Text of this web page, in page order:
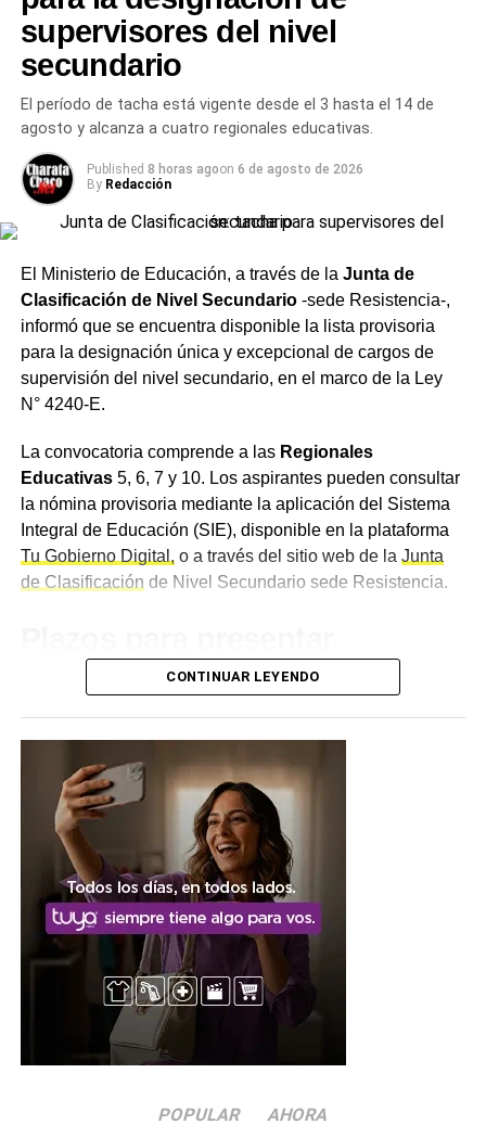
presidente saliente de Secheep, José Bistoletti, junto al
intendente de Charata,Rubén Rach. También
participaron el vocal del Directorio de la empresa,
zonal, Alejandra Guerrero, quienes verificaron el
desarrollo de una obra considerada estratégica para el
futuro energético de la ciudad.
Más noticias de Charataen CharataChaco.Net.
Con curaduría deDaniel Fischer, la propuesta invitó a
recorrer el patrimonio artístico de NBCH a través de un
riqueza cultural de la provincia. La exposición fue
concebida como un espacio de encuentro entre el arte, la
historia y la comunidad, reafirmando el compromiso de la
entidad con la preservación y difusión del patrimonio
cultural chaqueño.
Fischer sostuvo que, en esta «enciclopedia mágica» que
retoma el banco, cada pieza ocupa un lugar único en la
historia del Norte Grande, y que en esa acción radica su
verdadero valor.
Última oportunidad para
visitar la muestra
DesdeNBCHinvitaron tanto a quienes aún no visitaron la
exposición como a quienes deseen volver a disfrutarla, a
participar de la jornada de cierre y compartir un encuentro
junto a los protagonistas de las obras que forman parte de
esta colección.
supervisores del nivel
secundario
El período de tacha está vigente desde el 3 hasta el 14 de
agosto y alcanza a cuatro regionales educativas.
Published 8 horas agoon 6 de agosto de 2026
By Redacción
El Ministerio de Educación, a través de la Junta de
Clasificación de Nivel Secundario-sede Resistencia-,
informó que se encuentra disponible la lista provisoria
para la designación única y excepcional de cargos de
supervisión del nivel secundario, en el marco de la Ley
N° 4240-E.
La convocatoria comprende a las Regionales
Educativas5, 6, 7 y 10. Los aspirantes pueden consultar
la nómina provisoria mediante la aplicación del Sistema
Integral de Educación (SIE), disponible en la plataforma
Tu Gobierno Digital, o a través del sitio web de la Junta
de Clasificación de Nivel Secundario sede Resistencia.
presentar los reclamos correspondientes a la lista
provisoria. Las presentaciones deberán realizarse
exclusivamente durante ese período, mediante el correo
electrónico tachasecundariaresistencia@gmail.com.
Desde la Junta de Clasificación de Nivel Secundario se
solicitó a los aspirantes verificar la información publicada
y respetar los plazos establecidos para la realización de
consultas o reclamos, dado que las presentaciones fuera
de término no serán consideradas.
CONTINUAR LEYENDO
POPULAR AHORA